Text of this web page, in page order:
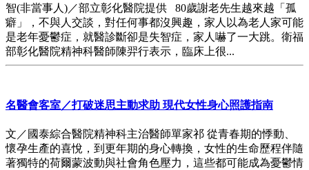
智(非當事人)／部立彰化醫院提供 80歲謝老先生越來越「孤
癖」，不與人交談，對任何事都沒興趣，家人以為老人家可能
是老年憂鬱症，就醫診斷卻是失智症，家人嚇了一大跳。衛福
部彰化醫院精神科醫師陳羿行表示，臨床上很...
名醫會客室／打破迷思主動求助 現代女性身心照護指南
文／國泰綜合醫院精神科主治醫師單家祁 從青春期的悸動、
懷孕生產的喜悅，到更年期的身心轉換，女性的生命歷程伴隨
著獨特的荷爾蒙波動與社會角色壓力，這些都可能成為憂鬱情